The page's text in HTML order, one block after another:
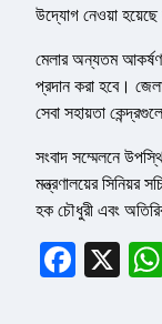
উদ্যোগ নেওয়া হয়েছে
মেলার অন্যতম আকর্ষণ
প্রদান করা হবে।
সেবা সহায়তা
সংবাদ সম্মেলনে
মন্ত্রণালয়ের
হক চৌধুরী এবং
X